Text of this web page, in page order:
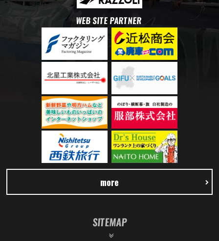
WEB SITE PARTNER
more
SITEMAP